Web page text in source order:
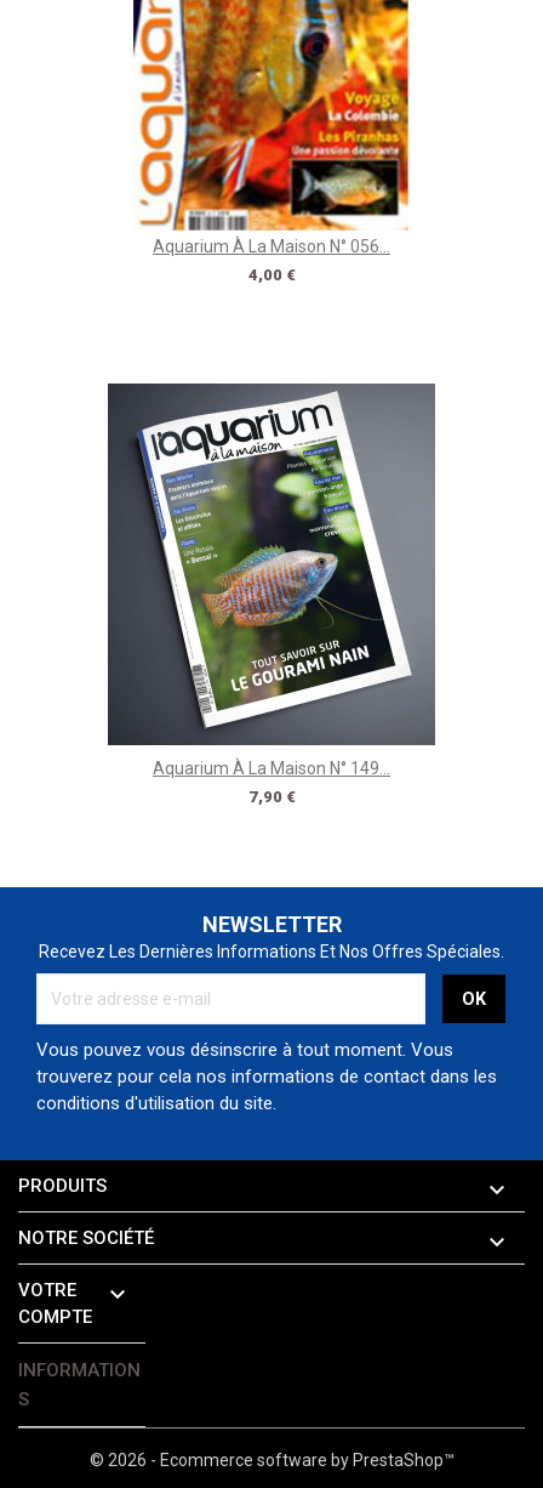
Aquarium À La Maison N° 056...
Prix
4,00 €
Aquarium À La Maison N° 149...
Prix
7,90 €
NEWSLETTER
Recevez Les Dernières Informations Et Nos Offres Spéciales.
Vous pouvez vous désinscrire à tout moment. Vous
trouverez pour cela nos informations de contact dans les
conditions d'utilisation du site.
PRODUITS 
NOTRE SOCIÉTÉ 
VOTRE
COMPTE

INFORMATION
S
© 2026 - Ecommerce software by PrestaShop™